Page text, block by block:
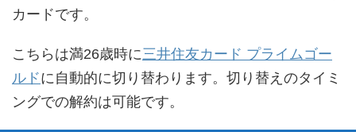
カードです。
こちらは満26歳時に三井住友カード プライムゴー
ルドに自動的に切り替わります。切り替えのタイミ
ングでの解約は可能です。